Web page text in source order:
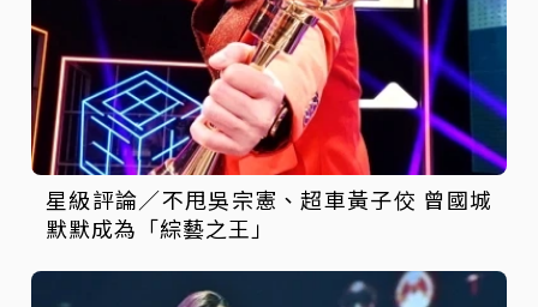
星級評論／不甩吳宗憲、超車黃子佼 曾國城
默默成為「綜藝之王」